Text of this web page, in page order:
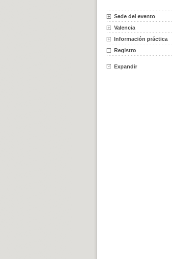
Sede del evento
Valencia
Información práctica
Registro
Expandir